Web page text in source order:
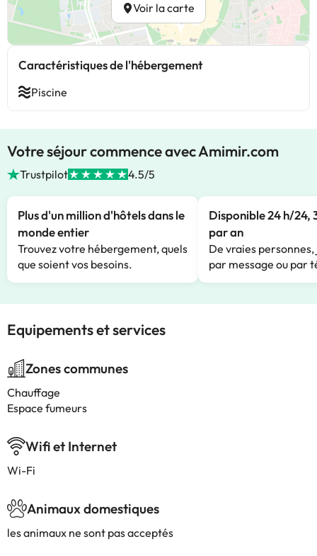
Voir la carte
Caractéristiques de l'hébergement
Piscine
Votre séjour commence avec Amimir.com
Trustpilot 4.5/5
Plus d'un million d'hôtels dans le
monde entier
Trouvez votre hébergement, quels
que soient vos besoins.
Disponible 24 h/24,
par an
De vraies
par message ou par
Equipements et services
Zones communes
Chauffage
Espace fumeurs
Wifi et Internet
Wi-Fi
Animaux domestiques
les animaux ne sont pas acceptés